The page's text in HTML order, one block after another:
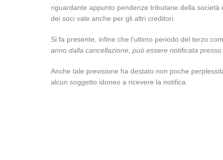
riguardante appunto pendenze tributarie della
dei soci vale anche per gli altri creditori.
Si fa presente, infine che l’ultimo periodo del terzo
anno dalla cancellazione, può essere notificata presso
Anche tale previsione ha destato non poche
alcun soggetto idoneo a ricevere la notifica.